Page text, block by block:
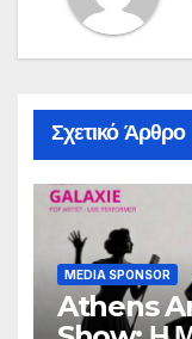
Σχετικό Άρθρο
MEDIA SPONSOR
Athens